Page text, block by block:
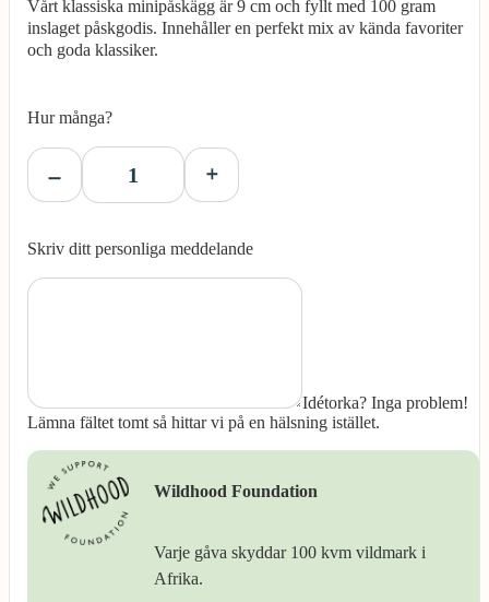
Vårt klassiska minipåskägg är 9 cm och fyllt med 100 gram
inslaget påskgodis. Innehåller en perfekt mix av kända favoriter
och goda klassiker.
Hur många?
Skriv ditt personliga meddelande
Idétorka? Inga problem!
Lämna fältet tomt så hittar vi på en hälsning istället.
Wildhood Foundation
Varje gåva skyddar 100 kvm vildmark i
Afrika.